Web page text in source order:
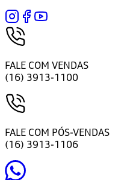
FALE COM VENDAS
(16) 3913-1100
FALE COM PÓS-VENDAS
(16) 3913-1106